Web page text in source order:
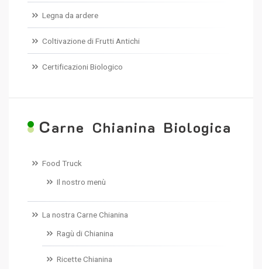
Legna da ardere
Coltivazione di Frutti Antichi
Certificazioni Biologico
Carne Chianina Biologica
Food Truck
Il nostro menù
La nostra Carne Chianina
Ragù di Chianina
Ricette Chianina